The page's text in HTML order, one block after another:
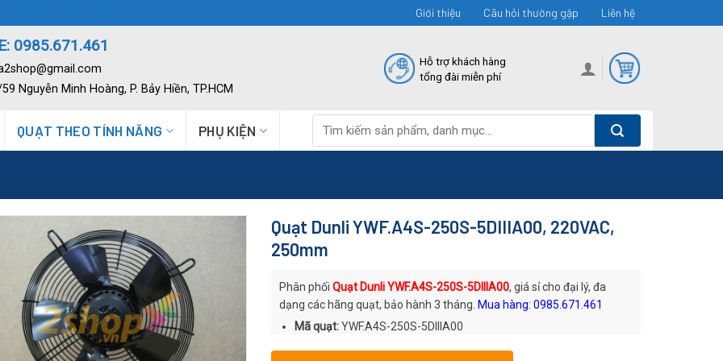
Giới thiệu Câu hỏi thường gặp Liên hệ
0985.671.461
Nguyễn Minh Hoàng, P. Bảy Hiền, TP.HCM
Hỗ trợ khách hàng
tổng đài miễn phí
QUẠT THEO TÍNH NĂNG PHỤ KIỆN
kiếm:
Quạt Dunli YWF.A4S-250S-5DIIIA00, 220VAC,
250mm
Phân phốiQuạt Dunli YWF.A4S-250S-5DIIIA00, giá sỉ cho đại lý, đa
dạng các hãng quạt, bảo hành 3 tháng. Mua hàng: 0985.671.461
Mã quạt:YWF.A4S-250S-5DIIIA00
Thương hiệu: Quạt AC Dunli